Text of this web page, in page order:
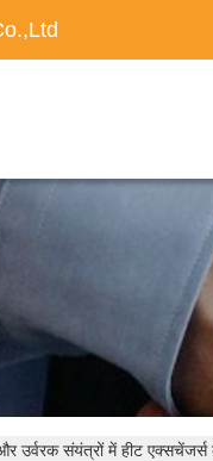
और उर्वरक संयंत्रों में हीट